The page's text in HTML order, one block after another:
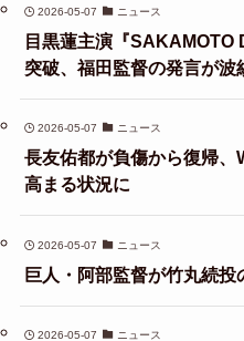
2026-05-07 ニュース
目黒蓮主演『SAKAMOTO
突破、福田監督の発言が波
2026-05-07 ニュース
長友佑都が負傷から復帰
高まる状況に
2026-05-07 ニュース
巨人・阿部監督が竹丸続
2026-05-07 ニュース